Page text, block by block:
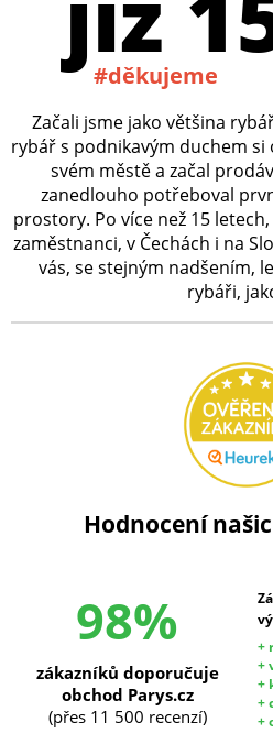
#děkujeme
Začali jsme jako většina
rybář s podnikavým duchem
svém městě a začal
zanedlouho potřeboval
prostory. Po více než 15
zaměstnanci, v Čechách i na
vás, se stejným nadšením,
rybáři,
Hodnocení
98%
+
+
+
+
+
zákazníků doporučuje
obchod Parys.cz
(přes 11 500 recenzí)